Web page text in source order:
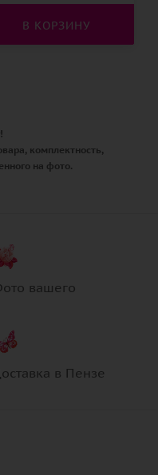
В КОРЗИНУ
комплектность,
на фото.
вашего
в Пензе